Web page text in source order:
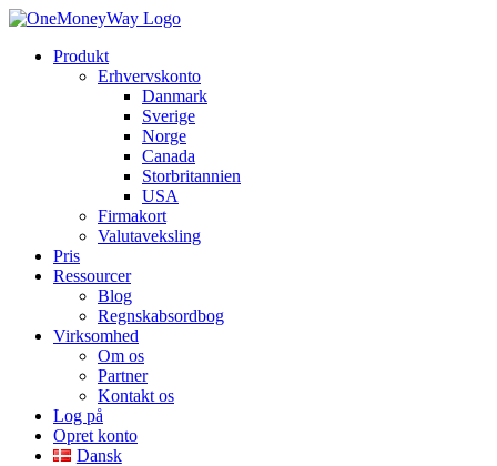
Produkt
Erhvervskonto
Danmark
Sverige
Norge
Canada
Storbritannien
USA
Firmakort
Valutaveksling
Pris
Ressourcer
Blog
Regnskabsordbog
Virksomhed
Om os
Partner
Kontakt os
Log på
Opret konto
Dansk